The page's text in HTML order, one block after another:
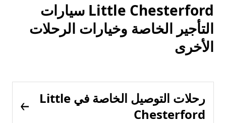
Little Chesterford سيارات
التأجير الخاصة وخيارات الرحلات
الأخرى
رحلات التوصيل الخاصة في Little
Chesterford